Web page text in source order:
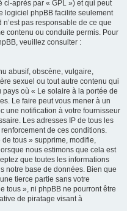
ci-après par « GPL ») et qui peut
logiciel phpBB facilite seulement
pas responsable de ce que
contenu ou conduite permis. Pour
veuillez consulter :
abusif, obscène, vulgaire,
sexuel ou tout autre contenu qui
où « Le solaire à la portée de
Le faire peut vous mener à un
une notification à votre fournisseur
Les adresses IP de tous les
de ces conditions.
tous » supprime, modifie,
nous estimons que cela est
que toutes les informations
notre base de données. Bien que
tierce partie sans votre
tous », ni phpBB ne pourront être
de piratage visant à